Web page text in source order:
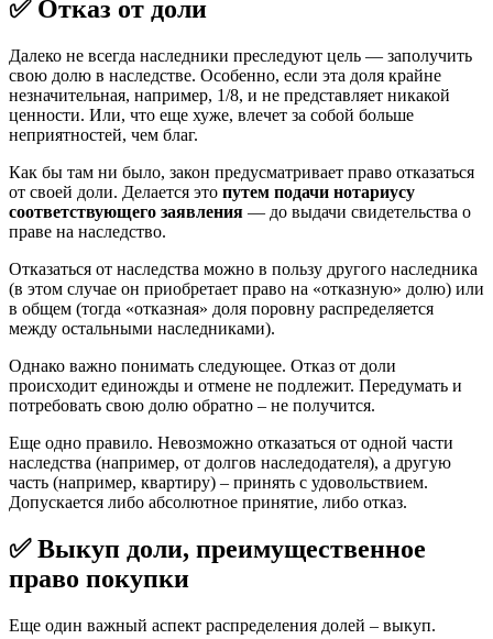
✅ Отказ от доли
Далеко не всегда наследники преследуют цель — заполучить
свою долю в наследстве. Особенно, если эта доля крайне
незначительная, например, 1/8, и не представляет никакой
ценности. Или, что еще хуже, влечет за собой больше
неприятностей, чем благ.
Как бы там ни было, закон предусматривает право отказаться
от своей доли. Делается это путем подачи нотариусу
соответствующего заявления — до выдачи свидетельства о
праве на наследство.
Отказаться от наследства можно в пользу другого наследника
(в этом случае он приобретает право на «отказную» долю) или
в общем (тогда «отказная» доля поровну распределяется
между остальными наследниками).
Однако важно понимать следующее. Отказ от доли
происходит единожды и отмене не подлежит. Передумать и
потребовать свою долю обратно – не получится.
Еще одно правило. Невозможно отказаться от одной части
наследства (например, от долгов наследодателя), а другую
часть (например, квартиру) – принять с удовольствием.
Допускается либо абсолютное принятие, либо отказ.
✅ Выкуп доли, преимущественное
право покупки
Еще один важный аспект распределения долей – выкуп.